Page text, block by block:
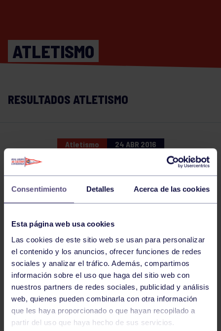
Consentimiento Detalles Acerca de las cookies
Esta página web usa cookies
Las cookies de este sitio web se usan para personalizar
el contenido y los anuncios, ofrecer funciones de redes
sociales y analizar el tráfico. Además, compartimos
información sobre el uso que haga del sitio web con
nuestros partners de redes sociales, publicidad y análisis
web, quienes pueden combinarla con otra información
que les haya proporcionado o que hayan recopilado a
partir del uso que haya hecho de sus servicios.
ATLETISMO
RESULTADOS ATLETISMO
Atletismo 24 ABR 2016
Pereira, Laura Fernández Silverio, Laura Verdasco
Menéndez, Brezo Arconada Ocáriz, Aranzazu Sola Tari,
Celsa Alonso Arias, Raquel Meléndez González, Berta
García Alonso, Laura González Barranco, Jimena
Arconada Ocáriz y Lucia Palomero González.